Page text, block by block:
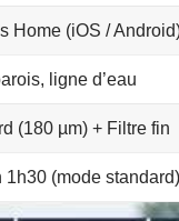
Home (iOS /
ligne d’eau
(180 µm) + Filtre fin
1h30 (mode standard)